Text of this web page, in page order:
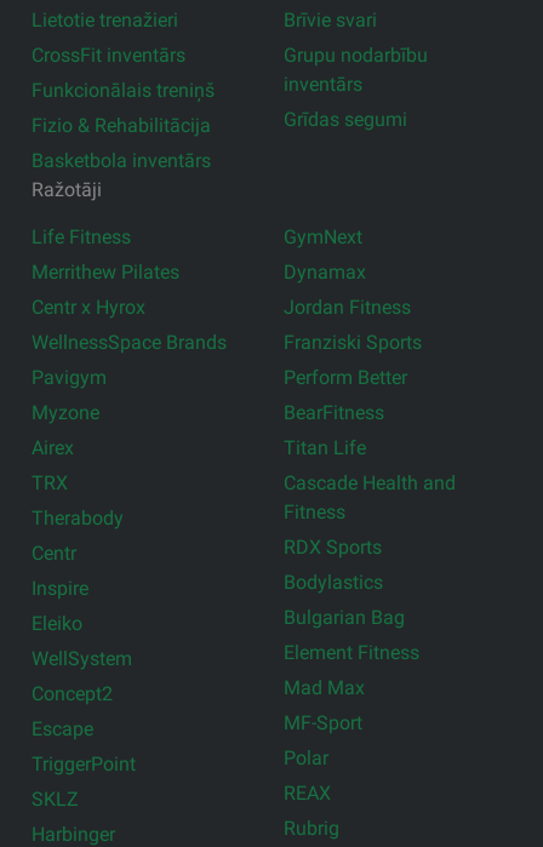
Lietotie trenažieri
CrossFit inventārs
Funkcionālais treniņš
Fizio & Rehabilitācija
Basketbola inventārs
Brīvie svari
Grupu nodarbību
inventārs
Grīdas segumi
Ražotāji
Life Fitness
Merrithew Pilates
Centr x Hyrox
WellnessSpace Brands
Pavigym
Myzone
Airex
TRX
Therabody
Centr
Inspire
Eleiko
WellSystem
Concept2
Escape
TriggerPoint
SKLZ
Harbinger
GymNext
Dynamax
Jordan Fitness
Franziski Sports
Perform Better
BearFitness
Titan Life
Cascade Health and
Fitness
RDX Sports
Bodylastics
Bulgarian Bag
Element Fitness
Mad Max
MF-Sport
Polar
REAX
Rubrig